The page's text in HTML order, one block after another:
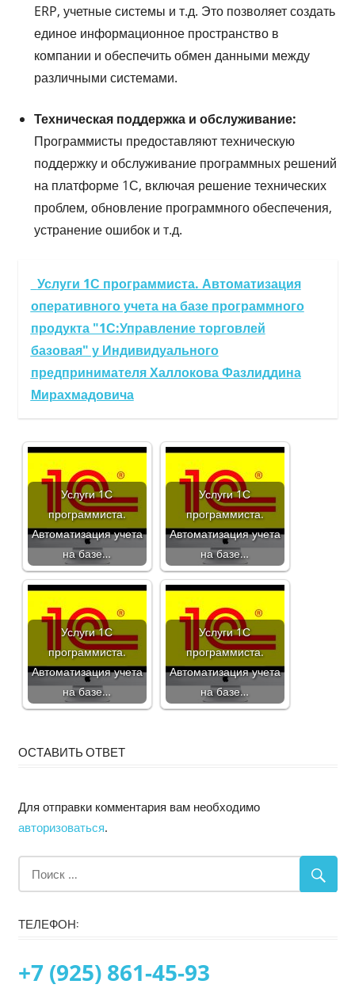
ERP, учетные системы и т.д. Это позволяет создать
единое информационное пространство в
компании и обеспечить обмен данными между
различными системами.
Техническая поддержка и обслуживание:
Программисты предоставляют техническую
поддержку и обслуживание программных решений
на платформе 1С, включая решение технических
проблем, обновление программного обеспечения,
устранение ошибок и т.д.
Услуги 1С программиста. Автоматизация
оперативного учета на базе программного
продукта "1С:Управление торговлей
базовая" у Индивидуального
предпринимателя Халлокова Фазлиддина
Мирахмадовича
Услуги 1С
программиста.
Автоматизация учета
на базе…
Услуги 1С
программиста.
Автоматизация учета
на базе…
Услуги 1С
программиста.
Автоматизация учета
на базе…
Услуги 1С
программиста.
Автоматизация учета
на базе…
ОСТАВИТЬ ОТВЕТ
Для отправки комментария вам необходимо
авторизоваться.
ТЕЛЕФОН:
+7 (925) 861-45-93